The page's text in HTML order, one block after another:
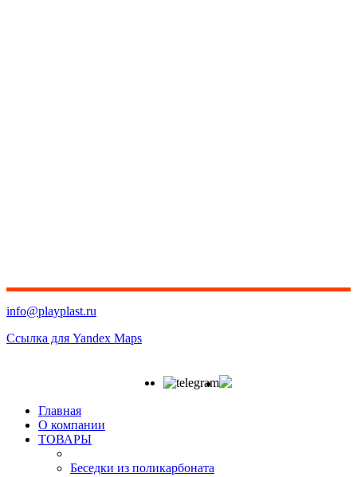
info@playplast.ru
Ссылка для Yandex Maps
Главная
О компании
ТОВАРЫ
Беседки из поликарбоната